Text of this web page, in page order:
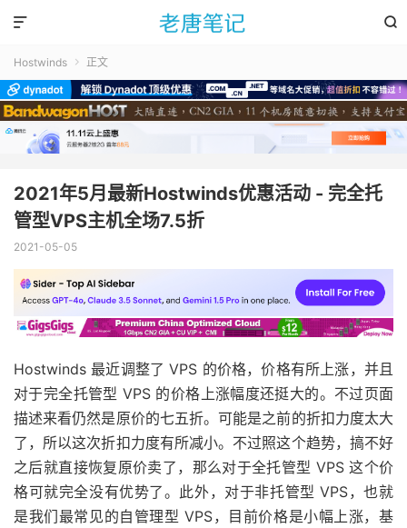


Hostwinds  正文
2021年5月最新Hostwinds优惠活动 - 完全托
管型VPS主机全场7.5折
2021-05-05
Hostwinds 最近调整了 VPS 的价格，价格有所上涨，并且
对于完全托管型 VPS 的价格上涨幅度还挺大的。不过页面
描述来看仍然是原价的七五折。可能是之前的折扣力度太大
了，所以这次折扣力度有所减小。不过照这个趋势，搞不好
之后就直接恢复原价卖了，那么对于全托管型 VPS 这个价
格可就完全没有优势了。此外，对于非托管型 VPS，也就
是我们最常见的自管理型 VPS，目前价格是小幅上涨，基